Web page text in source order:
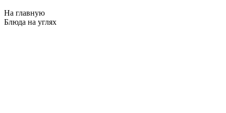
На главную
Блюда на углях